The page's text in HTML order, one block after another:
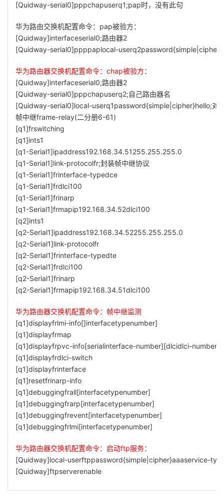
[Quidway-serial0]pppchapuserq1;pap时，没有此句
华为路由交换机配置命令：pap被验方：
[Quidway]interfaceserial0;路由器2
[Quidway-serial0]ppppaplocal-
华为路由器交换机配置命令：chap被验方：
[Quidway]interfaceserial0;路由器2
[Quidway-serial0]pppchapuserq2;自己路由器名
[Quidway-serial0]local-userq1password{simple|cipher}hello;对
帧中继frame-relay(二分册6-61)
[q1]frswitching
[q1]ints1
[q1-Serial1]ipaddress192.168.34.51255.255.255.0
[q1-Serial1]link-protocolfr;封装帧中继协议
[q1-Serial1]frinterface-typedce
[q1-Serial1]frdlci100
[q1-Serial1]frinarp
[q1-Serial1]frmapip192.168.34.52dlci100
[q2]ints1
[q2-Serial1]ipaddress192.168.34.52255.255.255.0
[q2-Serial1]link-protocolfr
[q2-Serial1]frinterface-typedte
[q2-Serial1]frdlci100
[q2-Serial1]frinarp
[q2-Serial1]frmapip192.168.34.51dlci100
华为路由器交换机配置命令：帧中继监测
[q1]displayfrlmi-info[]interfacetypenumber]
[q1]displayfrmap
[q1]displayfrpvc-info[serialinterface-number][dlcidlci-number]
[q1]displayfrdlci-switch
[q1]displayfrinterface
[q1]resetfrinarp-info
[q1]debuggingfrall[interfacetypenumber]
[q1]debuggingfrarp[interfacetypenumber]
[q1]debuggingfrevent[interfacetypenumber]
[q1]debuggingfrlmi[interfacetypenumber]
华为路由器交换机配置命令：启动ftp服务：
[Quidway]local-userftppassword{simple|cipher}aaaservice-
[Quidway]ftpserverenable